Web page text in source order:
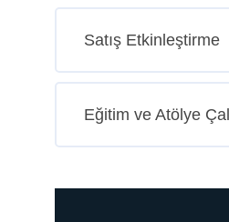
Satış Etkinleştirme
Eğitim ve Atölye